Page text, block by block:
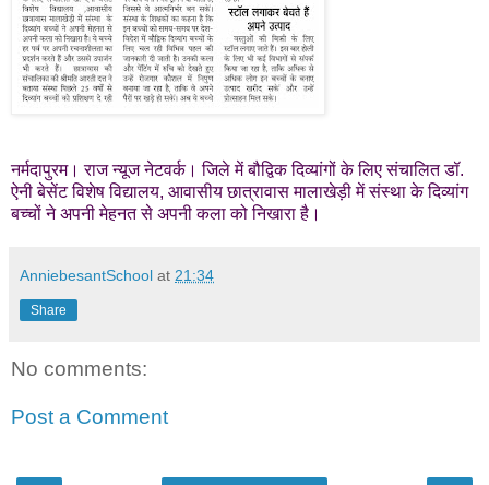
नर्मदापुरम। राज न्यूज नेटवर्क। जिले में बौद्विक दिव्यांगों के लिए संचालित डॉ.
ऐनी बेसेंट विशेष विद्यालय, आवासीय छात्रावास मालाखेड़ी में संस्था के दिव्यांग
बच्चों ने अपनी मेहनत से अपनी कला को निखारा है।
AnniebesantSchool at 21:34
Share
No comments:
Post a Comment